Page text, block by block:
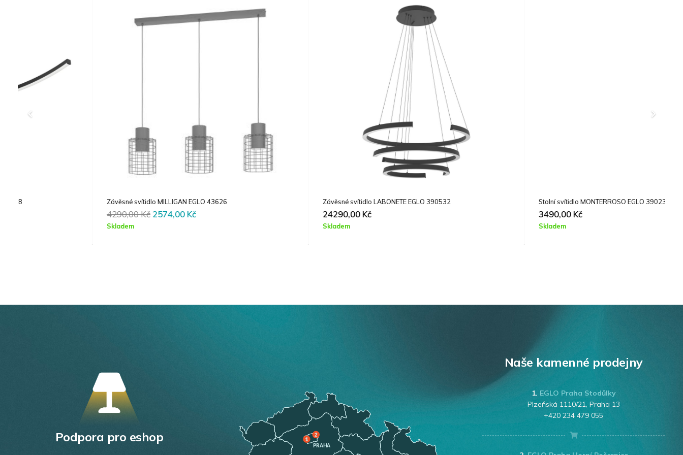
Závěsné svítidlo MILLIGAN EGLO 43626
Original
2574,00KčCurrent
price
Závěsné svítidlo LABONETE EGLO 390532 Stolní svítidlo MONTERROSO EGLO 390235
Podpora pro eshop
Naše kamenné prodejny
1. EGLO Praha Stodůlky
Plzeňská 1110/21, Praha 13
+420 234 479 055